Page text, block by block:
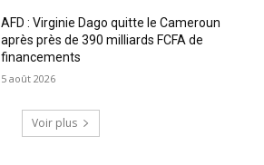
AFD : Virginie Dago quitte le Cameroun
après près de 390 milliards FCFA de
financements
5 août 2026
Voir plus